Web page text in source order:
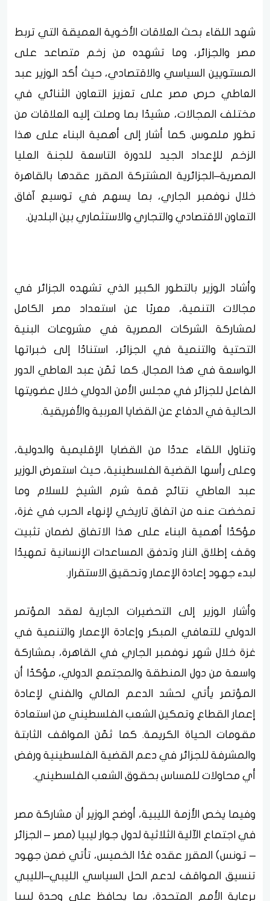
شهد اللقاء بحث العلاقات الأخوية العميقة التي تربط
مصر والجزائر، وما تشهده من زخم متصاعد على
المستويين السياسي والاقتصادي، حيث أكد الوزير عبد
العاطي حرص مصر على تعزيز التعاون الثنائي في
مختلف المجالات، مشيدًا بما وصلت إليه العلاقات من
تطور ملموس. كما أشار إلى أهمية البناء على هذا
الزخم للإعداد الجيد للدورة التاسعة للجنة العليا
المصرية–الجزائرية المشتركة المقرر عقدها بالقاهرة
خلال نوفمبر الجاري، بما يسهم في توسيع آفاق
التعاون الاقتصادي والتجاري والاستثماري بين البلدين.
وأشاد الوزير بالتطور الكبير الذي تشهده الجزائر في
مجالات التنمية، معربًا عن استعداد مصر الكامل
لمشاركة الشركات المصرية في مشروعات البنية
التحتية والتنمية في الجزائر، استنادًا إلى خبراتها
الواسعة في هذا المجال. كما ثمّن عبد العاطي الدور
الفاعل للجزائر في مجلس الأمن الدولي خلال عضويتها
الحالية في الدفاع عن القضايا العربية والأفريقية.
وتناول اللقاء عددًا من القضايا الإقليمية والدولية،
وعلى رأسها القضية الفلسطينية، حيث استعرض الوزير
عبد العاطي نتائج قمة شرم الشيخ للسلام وما
تمخضت عنه من اتفاق تاريخي لإنهاء الحرب في غزة،
مؤكدًا أهمية البناء على هذا الاتفاق لضمان تثبيت
وقف إطلاق النار وتدفق المساعدات الإنسانية تمهيدًا
لبدء جهود إعادة الإعمار وتحقيق الاستقرار.
وأشار الوزير إلى التحضيرات الجارية لعقد المؤتمر
الدولي للتعافي المبكر وإعادة الإعمار والتنمية في
غزة خلال شهر نوفمبر الجاري في القاهرة، بمشاركة
واسعة من دول المنطقة والمجتمع الدولي، مؤكدًا أن
المؤتمر يأتي لحشد الدعم المالي والفني لإعادة
إعمار القطاع وتمكين الشعب الفلسطيني من استعادة
مقومات الحياة الكريمة. كما ثمّن المواقف الثابتة
والمشرفة للجزائر في دعم القضية الفلسطينية ورفض
أي محاولات للمساس بحقوق الشعب الفلسطيني.
وفيما يخص الأزمة الليبية، أوضح الوزير أن مشاركة مصر
في اجتماع الآلية الثلاثية لدول جوار ليبيا (مصر – الجزائر
– تونس) المقرر عقده غدًا الخميس، تأتي ضمن جهود
تنسيق المواقف لدعم الحل السياسي الليبي–الليبي
برعاية الأمم المتحدة، بما يحافظ على وحدة ليبيا